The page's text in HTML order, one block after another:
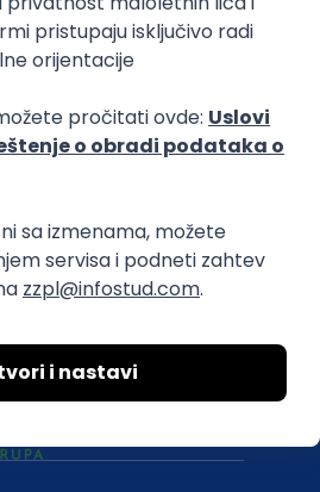
O nama
poslodavce
korišćenja
profili poslodavaca
Za medije
Kontakt